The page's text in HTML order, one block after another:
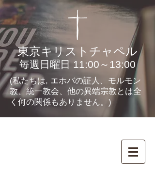
東京キリストチャペル
毎週日曜日 11:00～13:00
(私たちは, エホバの証人、モルモン
教、統一教会、他の異端宗教とは全
く何の関係もありません。)